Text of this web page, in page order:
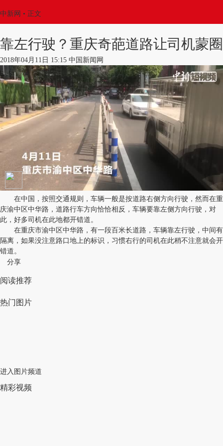
中新网 • 正文
靠左行驶？重庆奇葩道路让司机蒙圈
2018年04月11日 15:15 中国新闻网
在中国，按照交通规则，车辆一般是按道路右侧方向行驶，然而在重
庆渝中区中华路，道路行车方向恰恰相反，车辆要靠左侧方向行驶，对
此，好多司机在此地都开错道。
在重庆市渝中区中华路，有一段百米长道路，车辆靠左行驶，中间有
隔离，如果没注意路口地上的标识，习惯右行的司机在此稍不注意就会开
错道。
分享
阅读推荐
热门图片
进入图片频道
精彩视频